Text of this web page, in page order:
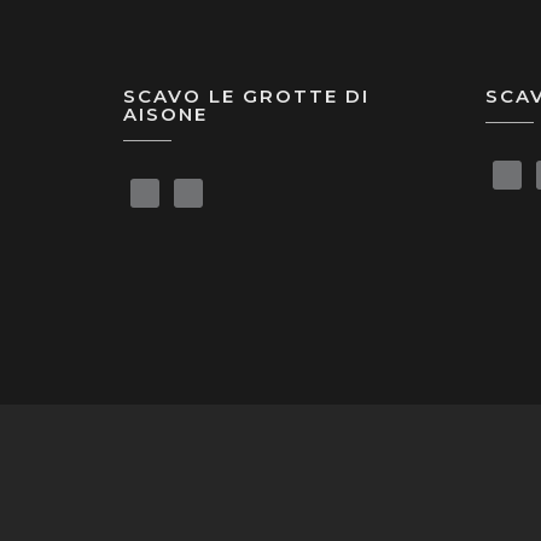
SCAVO LE GROTTE DI
AISONE